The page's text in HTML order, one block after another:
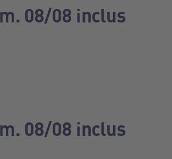
08/08 inclus
08/08 inclus